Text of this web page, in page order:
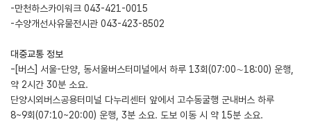
-만천하스카이워크 043-421-0015
-수양개선사유물전시관 043-423-8502
대중교통 정보
-[버스] 서울-단양, 동서울버스터미널에서 하루 13회(07:00∼18:00) 운행,
약 2시간 30분 소요.
단양시외버스공용터미널 다누리센터 앞에서 고수동굴행 군내버스 하루
8~9회(07:10~20:00) 운행, 3분 소요. 도보 이동 시 약 15분 소요.